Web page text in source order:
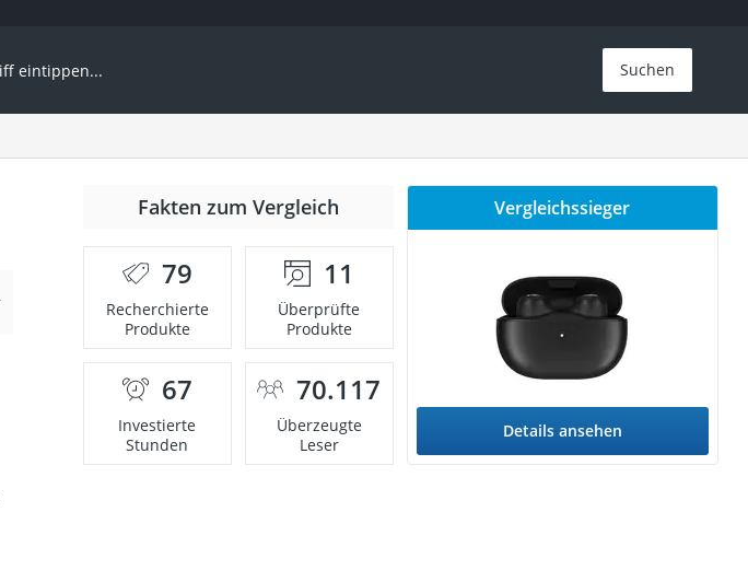
Suchen
Fakten zum Vergleich
79
Recherchierte
Produkte
11
Überprüfte
Produkte
67
Investierte
Stunden
70.117
Überzeugte
Leser
Vergleichssieger
Details ansehen